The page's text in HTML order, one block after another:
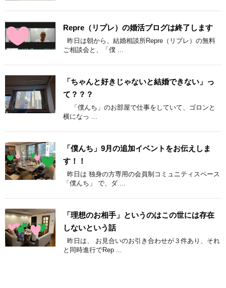
Repre（リプレ）の婚活ブログは終了します
昨日は朝から、結婚相談所Repre（リプレ）の無料
ご相談会と、「僕 ...
「ちゃんと好きじゃないと結婚できない」っ
て？？？
「僕んち」のお部屋で仕事をしていて、ゴロンと
横になっ ...
「僕んち」9月の追加イベントをお伝えしま
す！！
昨日は 独身の方専用の会員制コミュニティスペース
「僕んち」 で、ダ ...
「理想のお相手」というのはこの世には存在
しないという話
昨日は、 お見合いのお引き合わせが３件あり、それ
と同時進行でRep ...